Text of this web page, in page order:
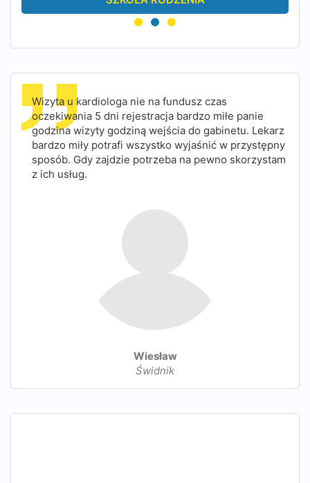
Wizyta u kardiologa nie na fundusz czas
oczekiwania 5 dni rejestracja bardzo miłe panie
godzina wizyty godziną wejścia do gabinetu. Lekarz
bardzo miły potrafi wszystko wyjaśnić w przystępny
sposób. Gdy zajdzie potrzeba na pewno skorzystam
z ich usług.
Wiesław
Świdnik